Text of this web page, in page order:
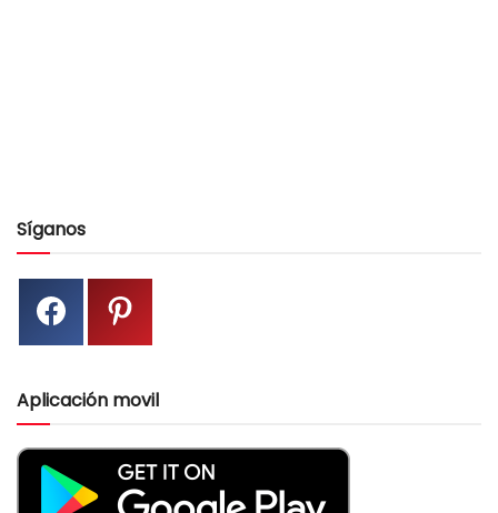
Síganos
Aplicación movil